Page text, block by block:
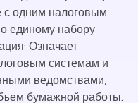
с одним налоговым
единому набору
Означает
системам и
ведомствами,
бумажной работы.